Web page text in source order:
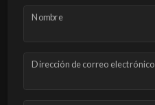
Nombre
Dirección de correo electrónico